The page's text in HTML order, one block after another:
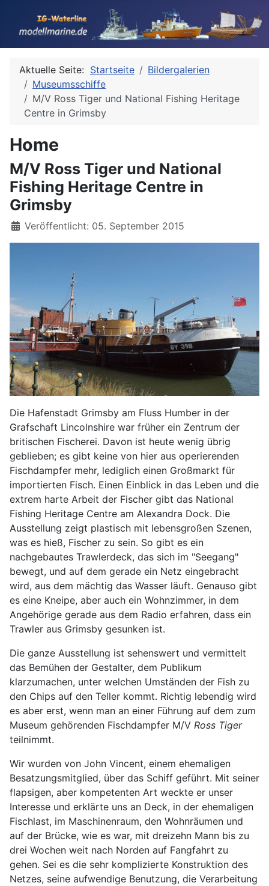
Aktuelle Seite: Startseite
Bildergalerien
Museumsschiffe
M/V Ross Tiger und National Fishing Heritage
Centre in Grimsby
Home
M/V Ross Tiger und National
Fishing Heritage Centre in
Grimsby
Details
Veröffentlicht: 05. September 2015
Die Hafenstadt Grimsby am Fluss Humber in der
Grafschaft Lincolnshire war früher ein Zentrum der
britischen Fischerei. Davon ist heute wenig übrig
geblieben; es gibt keine von hier aus operierenden
Fischdampfer mehr, lediglich einen Großmarkt für
importierten Fisch. Einen Einblick in das Leben und die
extrem harte Arbeit der Fischer gibt das National
Fishing Heritage Centre am Alexandra Dock. Die
Ausstellung zeigt plastisch mit lebensgroßen Szenen,
was es hieß, Fischer zu sein. So gibt es ein
nachgebautes Trawlerdeck, das sich im "Seegang"
bewegt, und auf dem gerade ein Netz eingebracht
wird, aus dem mächtig das Wasser läuft. Genauso gibt
es eine Kneipe, aber auch ein Wohnzimmer, in dem
Angehörige gerade aus dem Radio erfahren, dass ein
Trawler aus Grimsby gesunken ist.
Die ganze Ausstellung ist sehenswert und vermittelt
das Bemühen der Gestalter, dem Publikum
klarzumachen, unter welchen Umständen der Fish zu
den Chips auf den Teller kommt. Richtig lebendig wird
es aber erst, wenn man an einer Führung auf dem zum
Museum gehörenden Fischdampfer M/V Ross Tiger
teilnimmt.
Wir wurden von John Vincent, einem ehemaligen
Besatzungsmitglied, über das Schiff geführt. Mit seiner
flapsigen, aber kompetenten Art weckte er unser
Interesse und erklärte uns an Deck, in der ehemaligen
Fischlast, im Maschinenraum, den Wohnräumen und
auf der Brücke, wie es war, mit dreizehn Mann bis zu
drei Wochen weit nach Norden auf Fangfahrt zu
gehen. Sei es die sehr komplizierte Konstruktion des
Netzes, seine aufwendige Benutzung, die Verarbeitung